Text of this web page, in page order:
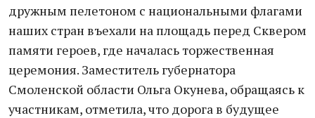
дружным пелетоном с национальными флагами
наших стран въехали на площадь перед Сквером
памяти героев, где началась торжественная
церемония. Заместитель губернатора
Смоленской области Ольга Окунева, обращаясь к
участникам, отметила, что дорога в будущее